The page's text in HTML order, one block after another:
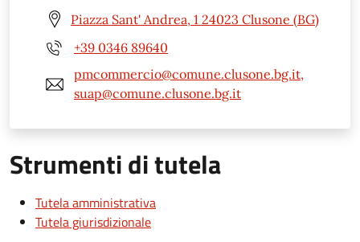
Piazza Sant' Andrea, 1 24023 Clusone (BG)
+39 0346 89640
pmcommercio@comune.clusone.bg.it,
suap@comune.clusone.bg.it
Strumenti di tutela
Tutela amministrativa
Tutela giurisdizionale